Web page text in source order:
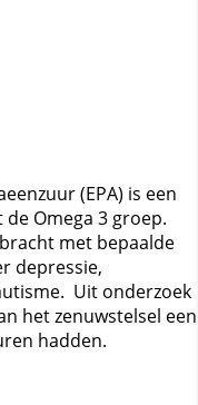
(EPA) is een
Omega 3 groep.
met bepaalde
depressie,
Uit onderzoek
het zenuwstelsel een
hadden.